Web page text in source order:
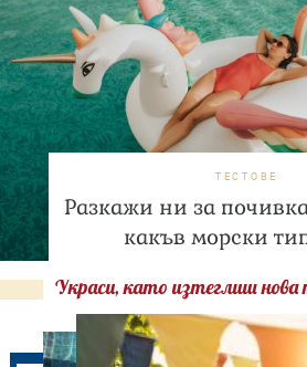
ТЕСТОВЕ
Разкажи ни за
какъв морски
Украси, като изтеглиш нова